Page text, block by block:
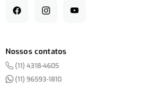
Nossos contatos
(11) 4318-4605
(11) 96593-1810